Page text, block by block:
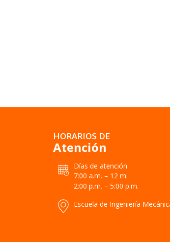
HORARIOS DE
Atención
Días de atención
7:00 a.m. – 12 m.
2:00 p.m. – 5:00 p.m.
Escuela de Ingeniería